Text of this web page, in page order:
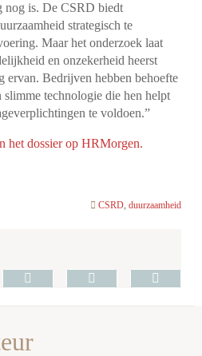
nog is. De CSRD biedt
strategisch te
Maar het onderzoek laat
en onzekerheid heerst
ervan. Bedrijven hebben behoefte
slimme technologie die hen helpt
te voldoen.”
het dossier op HRMorgen.
CSRD, duurzaamheid